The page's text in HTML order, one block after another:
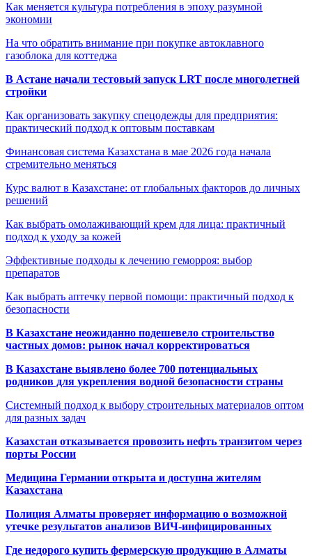
Как меняется культура потребления в эпоху разумной
экономии
На что обратить внимание при покупке автоклавного
газоблока для коттеджа
В Астане начали тестовый запуск LRT после многолетней
стройки
Как организовать закупку спецодежды для предприятия:
практический подход к оптовым поставкам
Финансовая система Казахстана в мае 2026 года начала
стремительно меняться
Курс валют в Казахстане: от глобальных факторов до личных
решений
Как выбрать омолаживающий крем для лица: практичный
подход к уходу за кожей
Эффективные подходы к лечению геморроя: выбор
препаратов
Как выбрать аптечку первой помощи: практичный подход к
безопасности
В Казахстане неожиданно подешевело строительство
частных домов: рынок начал корректироваться
В Казахстане выявлено более 700 потенциальных
родников для укрепления водной безопасности страны
Системный подход к выбору строительных материалов оптом
для разных задач
Казахстан отказывается провозить нефть транзитом через
порты России
Медицина Германии открыта и доступна жителям
Казахстана
Полиция Алматы проверяет информацию о возможной
утечке результатов анализов ВИЧ-инфицированных
Где недорого купить фермерскую продукцию в Алматы